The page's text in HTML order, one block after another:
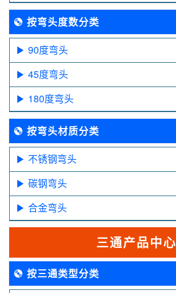
按弯头度数分类
90度弯头
45度弯头
180度弯头
按弯头材质分类
不锈钢弯头
碳钢弯头
合金弯头
三通产品中心
按三通类型分类